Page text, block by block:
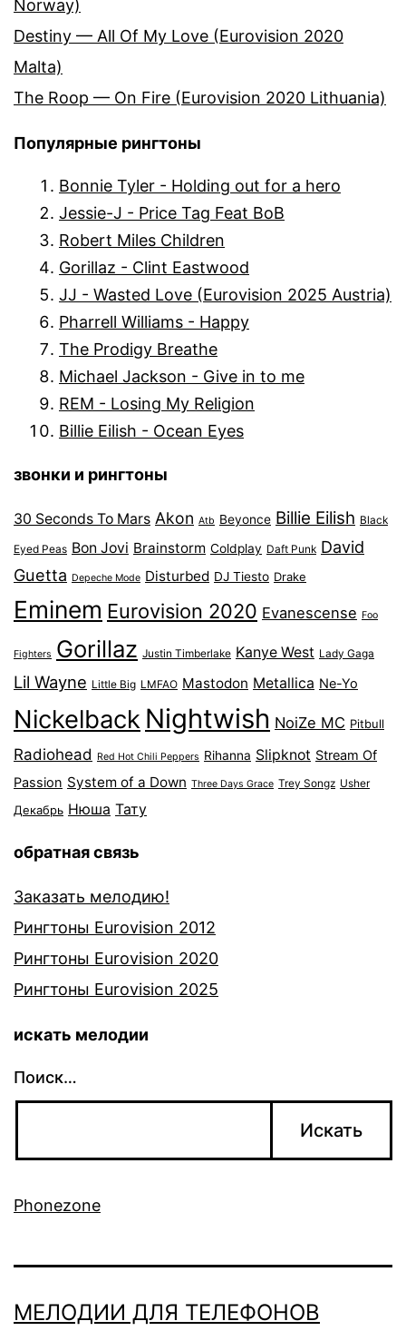
Norway)
Destiny — All Of My Love (Eurovision 2020
Malta)
The Roop — On Fire (Eurovision 2020 Lithuania)
Популярные рингтоны
Bonnie Tyler - Holding out for a hero
Jessie-J - Price Tag Feat BoB
Robert Miles Children
Gorillaz - Clint Eastwood
JJ - Wasted Love (Eurovision 2025 Austria)
Pharrell Williams - Happy
The Prodigy Breathe
Michael Jackson - Give in to me
REM - Losing My Religion
Billie Eilish - Ocean Eyes
звонки и рингтоны
30 Seconds To Mars Akon Atb Beyonce Billie Eilish Black
Eyed Peas Bon Jovi Brainstorm Coldplay Daft Punk David
Guetta Depeche Mode Disturbed DJ Tiesto Drake
Eminem Eurovision 2020 Evanescense Foo
Fighters Gorillaz Justin Timberlake Kanye West Lady Gaga
Lil Wayne Little Big LMFAO Mastodon Metallica Ne-Yo
Nickelback Nightwish NoiZe MC Pitbull
Radiohead Red Hot Chili Peppers Rihanna Slipknot Stream Of
Passion System of a Down Three Days Grace Trey Songz Usher
Декабрь Нюша Тату
обратная связь
Заказать мелодию!
Рингтоны Eurovision 2012
Рингтоны Eurovision 2020
Рингтоны Eurovision 2025
искать мелодии
Поиск…
Phonezone
МЕЛОДИИ ДЛЯ ТЕЛЕФОНОВ